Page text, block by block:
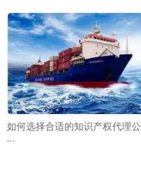
如何选择合适的知识产权代理公
···